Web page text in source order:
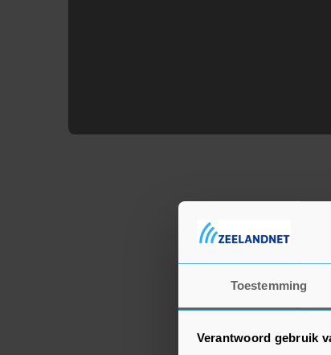
Toestemming
Verantwoord gebruik